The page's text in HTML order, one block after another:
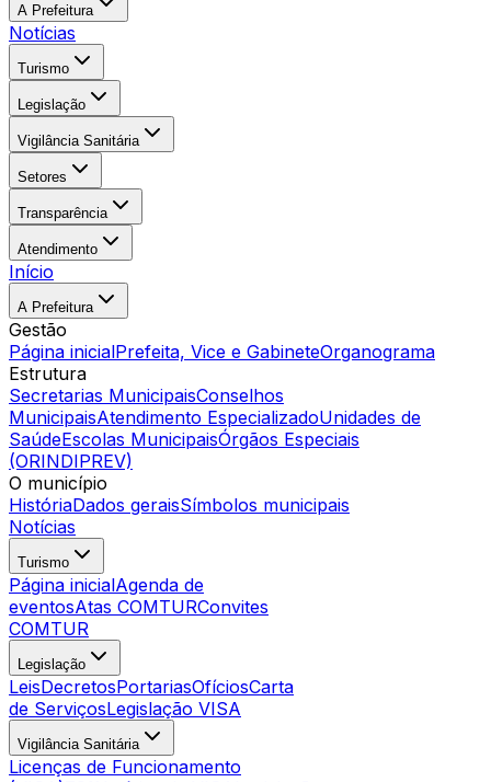
A Prefeitura
Notícias
Turismo
Legislação
Vigilância Sanitária
Setores
Transparência
Atendimento
Início
A Prefeitura
Gestão
Página inicialPrefeita, Vice e GabineteOrganograma
Estrutura
Secretarias MunicipaisConselhos
MunicipaisAtendimento EspecializadoUnidades de
SaúdeEscolas MunicipaisÓrgãos Especiais
(ORINDIPREV)
O município
HistóriaDados geraisSímbolos municipais
Notícias
Turismo
Página inicialAgenda de
eventosAtas COMTURConvites
COMTUR
Legislação
LeisDecretosPortariasOfíciosCarta
de ServiçosLegislação VISA
Vigilância Sanitária
Licenças de Funcionamento